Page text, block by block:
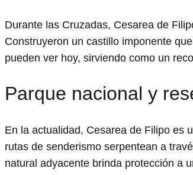
Durante las Cruzadas, Cesarea de
Construyeron un castillo imponente
pueden ver hoy, sirviendo como un
Parque nacional y
En la actualidad, Cesarea de Filipo es
rutas de senderismo serpentean a
natural adyacente brinda protección a